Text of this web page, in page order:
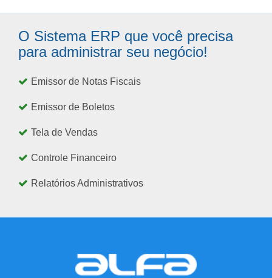
O Sistema ERP que você precisa
para administrar seu negócio!
Emissor de Notas Fiscais
Emissor de Boletos
Tela de Vendas
Controle Financeiro
Relatórios Administrativos